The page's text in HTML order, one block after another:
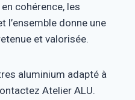
cohérence, les
l’ensemble donne une
et valorisée.
aluminium adapté à
Atelier ALU.